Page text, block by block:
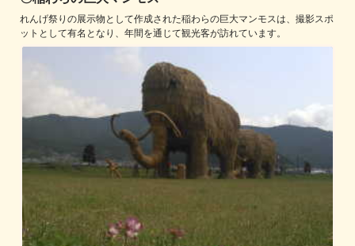
れんげ祭りの展示物として作成された稲わらの巨大マンモスは、撮影スポ
ットとして有名となり、年間を通じて観光客が訪れています。